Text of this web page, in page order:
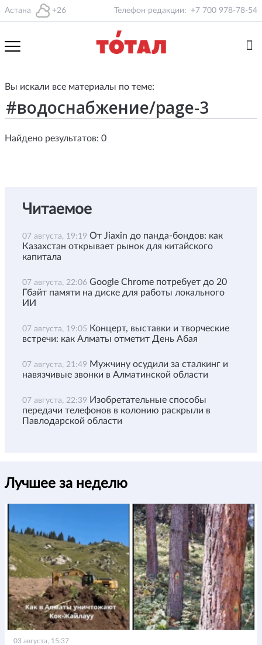
Астана +26 Телефон редакции: +7 700 978-78-54
Вы искали все материалы по теме:
Найдено результатов: 0
Читаемое
07 августа, 19:19 От Jiaxin до панда-бондов: как
Казахстан открывает рынок для китайского
капитала
07 августа, 22:06 Google Chrome потребует до 20
Гбайт памяти на диске для работы локального
ИИ
07 августа, 19:05 Концерт, выставки и творческие
встречи: как Алматы отметит День Абая
07 августа, 21:49 Мужчину осудили за сталкинг и
навязчивые звонки в Алматинской области
07 августа, 22:39 Изобретательные способы
передачи телефонов в колонию раскрыли в
Павлодарской области
Лучшее за неделю
03 августа, 15:37